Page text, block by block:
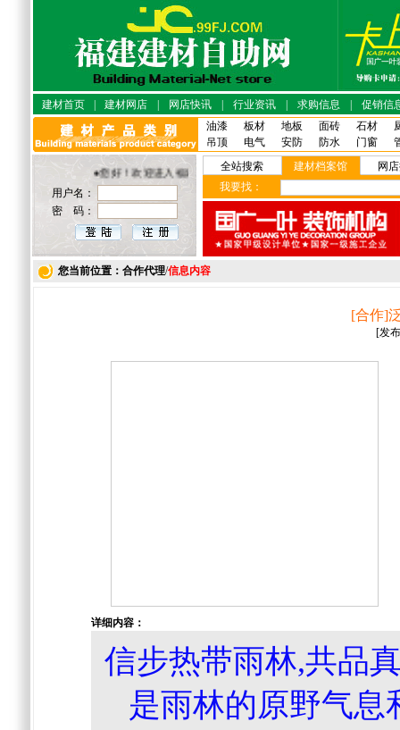
建材首页 建材网店 网店快讯 行业资讯 求购信息
促销信
油漆
板材 地板 面砖 石材
吊顶
电气 安防 防水 门窗
●您好！欢迎进入福建建材·自助网店！
用户名：
密 码：
全站搜索 建材档案馆
网
我要找：
您当前位置：合作代理/信息内容
[合作]
[发
详细内容：
信步热带雨林,共品
是雨林的原野气息